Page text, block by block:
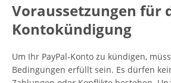
Voraussetzungen für
Kontokündigung
Um Ihr PayPal-Konto zu kündigen,
Bedingungen erfüllt sein. Es dürfen